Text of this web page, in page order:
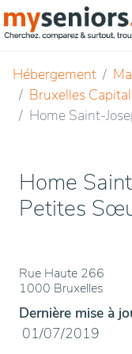
Hébergement
Bruxelles
Home Saint-
Home
Petites
Rue Haute 266
1000 Bruxelles
Dernière mise à
01/07/2019